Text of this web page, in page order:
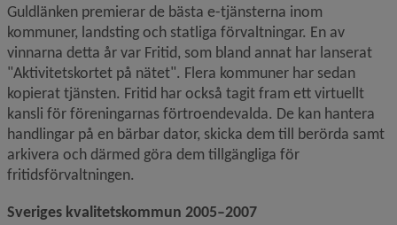
Guldlänken premierar de bästa e-tjänsterna inom
kommuner, landsting och statliga förvaltningar. En av
vinnarna detta år var Fritid, som bland annat har lanserat
"Aktivitetskortet på nätet". Flera kommuner har sedan
kopierat tjänsten. Fritid har också tagit fram ett virtuellt
kansli för föreningarnas förtroendevalda. De kan hantera
handlingar på en bärbar dator, skicka dem till berörda samt
arkivera och därmed göra dem tillgängliga för
fritidsförvaltningen.
Sveriges kvalitetskommun 2005–2007